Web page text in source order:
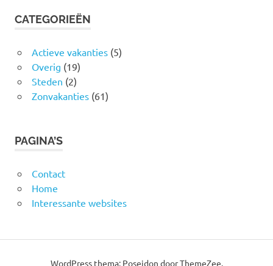
CATEGORIEËN
Actieve vakanties(5)
Overig (19)
Steden (2)
Zonvakanties(61)
PAGINA’S
Contact
Home
Interessante websites
WordPress thema: Poseidon door ThemeZee.